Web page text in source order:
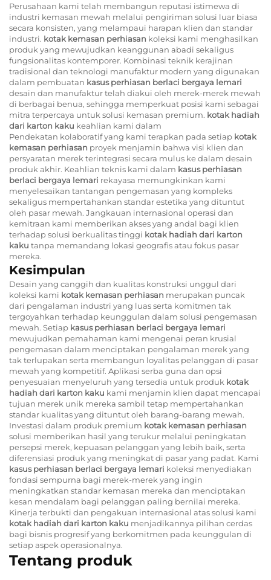
Perusahaan kami telah membangun reputasi istimewa di
industri kemasan mewah melalui pengiriman solusi luar biasa
secara konsisten, yang melampaui harapan klien dan standar
industri. kotak kemasan perhiasan koleksi kami menghasilkan
produk yang mewujudkan keanggunan abadi sekaligus
fungsionalitas kontemporer. Kombinasi teknik kerajinan
tradisional dan teknologi manufaktur modern yang digunakan
dalam pembuatan kasus perhiasan berlaci bergaya lemari
desain dan manufaktur telah diakui oleh merek-merek mewah
di berbagai benua, sehingga memperkuat posisi kami sebagai
mitra terpercaya untuk solusi kemasan premium. kotak hadiah
dari karton kaku keahlian kami dalam
Pendekatan kolaboratif yang kami terapkan pada setiap kotak
kemasan perhiasan proyek menjamin bahwa visi klien dan
persyaratan merek terintegrasi secara mulus ke dalam desain
produk akhir. Keahlian teknis kami dalam kasus perhiasan
berlaci bergaya lemari rekayasa memungkinkan kami
menyelesaikan tantangan pengemasan yang kompleks
sekaligus mempertahankan standar estetika yang dituntut
oleh pasar mewah. Jangkauan internasional operasi dan
kemitraan kami memberikan akses yang andal bagi klien
terhadap solusi berkualitas tinggi kotak hadiah dari karton
kaku tanpa memandang lokasi geografis atau fokus pasar
mereka.
Kesimpulan
Desain yang canggih dan kualitas konstruksi unggul dari
koleksi kami kotak kemasan perhiasan merupakan puncak
dari pengalaman industri yang luas serta komitmen tak
tergoyahkan terhadap keunggulan dalam solusi pengemasan
mewah. Setiap kasus perhiasan berlaci bergaya lemari
mewujudkan pemahaman kami mengenai peran krusial
pengemasan dalam menciptakan pengalaman merek yang
tak terlupakan serta membangun loyalitas pelanggan di pasar
mewah yang kompetitif. Aplikasi serba guna dan opsi
penyesuaian menyeluruh yang tersedia untuk produk kotak
hadiah dari karton kaku kami menjamin klien dapat mencapai
tujuan merek unik mereka sambil tetap mempertahankan
standar kualitas yang dituntut oleh barang-barang mewah.
Investasi dalam produk premium kotak kemasan perhiasan
solusi memberikan hasil yang terukur melalui peningkatan
persepsi merek, kepuasan pelanggan yang lebih baik, serta
diferensiasi produk yang meningkat di pasar yang padat. Kami
kasus perhiasan berlaci bergaya lemari koleksi menyediakan
fondasi sempurna bagi merek-merek yang ingin
meningkatkan standar kemasan mereka dan menciptakan
kesan mendalam bagi pelanggan paling bernilai mereka.
Kinerja terbukti dan pengakuan internasional atas solusi kami
kotak hadiah dari karton kaku menjadikannya pilihan cerdas
bagi bisnis progresif yang berkomitmen pada keunggulan di
setiap aspek operasionalnya.
Tentang produk